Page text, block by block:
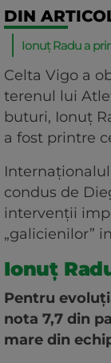
DIN
Ionuț Radu a
Celta Vigo a
terenul lui
buturi, Ionuț
a fost printre
condus de
intervenții
„galicienilor”
Ionuț
Pentru
nota 7,7 din
mare din